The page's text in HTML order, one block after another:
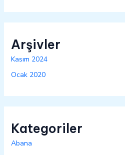
Arşivler
Kasım 2024
Ocak 2020
Kategoriler
Abana